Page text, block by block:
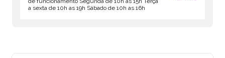
a sexta de 10h as 19h Sábado de 10h as 16h